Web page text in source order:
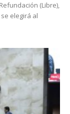
(Libre),
elegirá al